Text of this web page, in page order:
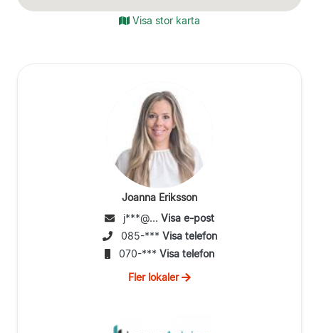
Visa stor karta
Joanna Eriksson
j***@... Visa e-post
085-*** Visa telefon
070-*** Visa telefon
Fler lokaler